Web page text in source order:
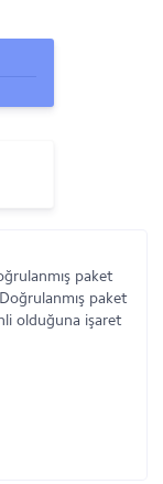
paket
paket
olduğuna işaret